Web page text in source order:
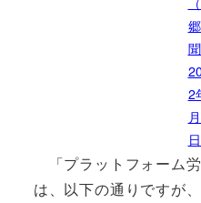
聞
2
日
「プラットフォーム
は、以下の通りですが、